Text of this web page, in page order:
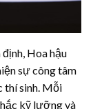
Hoa hậu
sự công tâm
thí sinh. Mỗi
kỹ lưỡng và